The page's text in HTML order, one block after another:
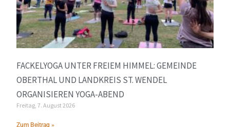
FACKELYOGA UNTER FREIEM HIMMEL: GEMEINDE
OBERTHAL UND LANDKREIS ST. WENDEL
ORGANISIEREN YOGA-ABEND
Freitag, 7. August 2026
Zum Beitrag »